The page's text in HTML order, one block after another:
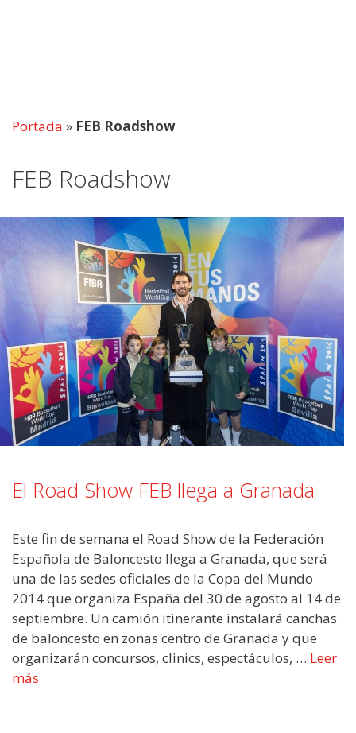
Portada » FEB Roadshow
FEB Roadshow
El Road Show FEB llega a Granada
Este fin de semana el Road Show de la Federación
Española de Baloncesto llega a Granada, que será
una de las sedes oficiales de la Copa del Mundo
2014 que organiza España del 30 de agosto al 14 de
septiembre. Un camión itinerante instalará canchas
de baloncesto en zonas centro de Granada y que
organizarán concursos, clinics, espectáculos, … Leer
más